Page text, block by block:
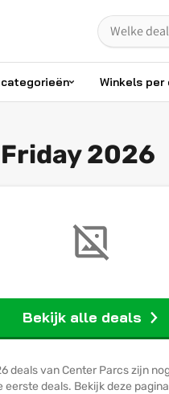
Winkels
2026
Bekijk alle deals
deals van Center Parcs zijn
deals. Bekijk deze